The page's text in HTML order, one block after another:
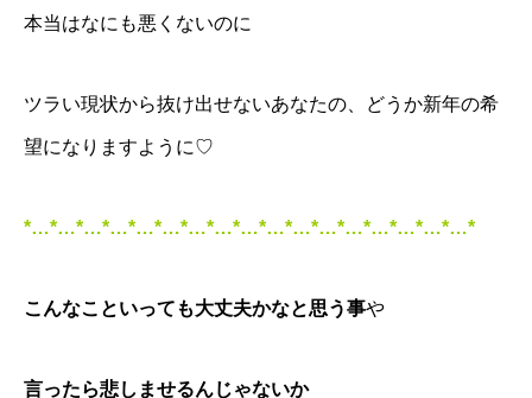
本当はなにも悪くないのに
ツラい現状から抜け出せないあなたの、どうか新年の希
望になりますように♡
*…*…*…*…*…*…*…*…*…*…*…*…*…*…*…*…*…*
こんなこといっても大丈夫かなと思う事や
言ったら悲しませるんじゃないか